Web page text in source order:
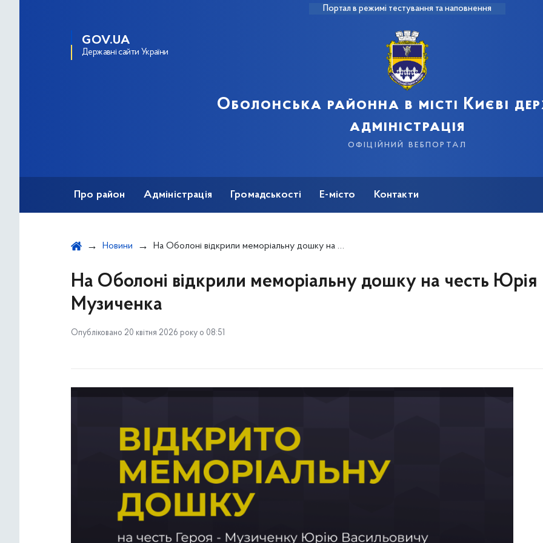
Портал в режимі тестування та наповнення
GOV.UA
Державні сайти України
Оболонська районна в місті Києві
адміністрація
офіційний вебпортал
Про район Адміністрація Громадськості Е-місто Контакти
Новини На Оболоні відкрили меморіальну дошку на честь Юрія Музиченка
На Оболоні відкрили меморіальну дошку на честь Юрія
Музиченка
Опубліковано 20 квітня 2026 року о 08:51